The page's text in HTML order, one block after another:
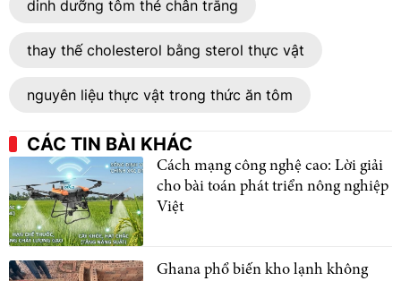
dinh dưỡng tôm thẻ chân trắng
thay thế cholesterol bằng sterol thực vật
nguyên liệu thực vật trong thức ăn tôm
CÁC TIN BÀI KHÁC
Cách mạng công nghệ cao: Lời giải
cho bài toán phát triển nông nghiệp
Việt
Ghana phổ biến kho lạnh không